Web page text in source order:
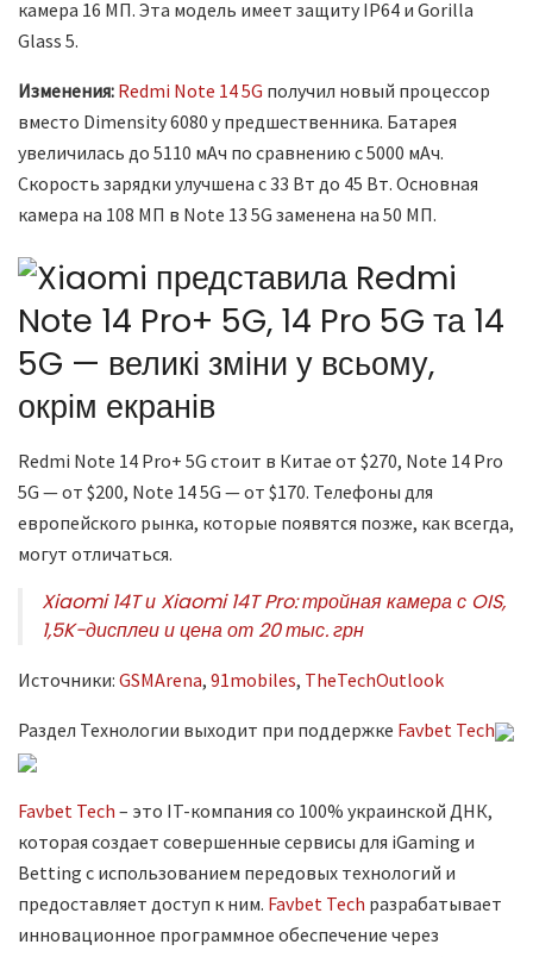
камера 16 МП. Эта модель имеет защиту IP64 и Gorilla
Glass 5.
Изменения: Redmi Note 14 5G получил новый процессор
вместо Dimensity 6080 у предшественника. Батарея
увеличилась до 5110 мАч по сравнению с 5000 мАч.
Скорость зарядки улучшена с 33 Вт до 45 Вт. Основная
камера на 108 МП в Note 13 5G заменена на 50 МП.
Redmi Note 14 Pro+ 5G стоит в Китае от $270, Note 14 Pro
5G — от $200, Note 14 5G — от $170. Телефоны для
европейского рынка, которые появятся позже, как всегда,
могут отличаться.
Xiaomi 14T и Xiaomi 14T Pro: тройная камера с OIS,
1,5K-дисплеи и цена от 20 тыс. грн
Источники: GSMArena, 91mobiles, TheTechOutlook
Раздел Технологии выходит при поддержке Favbet Tech
Favbet Tech – это IT-компания со 100% украинской ДНК,
которая создает совершенные сервисы для iGaming и
Betting с использованием передовых технологий и
предоставляет доступ к ним. Favbet Tech разрабатывает
инновационное программное обеспечение через